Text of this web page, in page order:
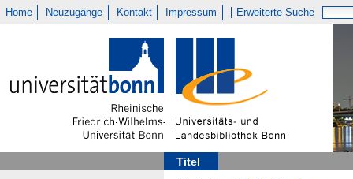
Home Neuzugänge Kontakt Impressum Erweiterte Suche
Titel